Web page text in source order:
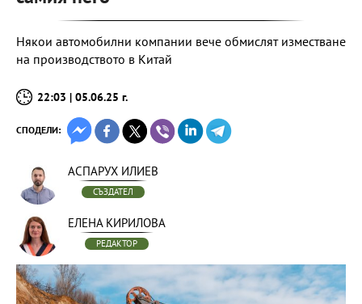
Някои автомобилни компании вече обмислят изместване
на производството в Китай
22:03 | 05.06.25 г.
СПОДЕЛИ:
АСПАРУХ ИЛИЕВ
СЪЗДАТЕЛ
ЕЛЕНА КИРИЛОВА
РЕДАКТОР